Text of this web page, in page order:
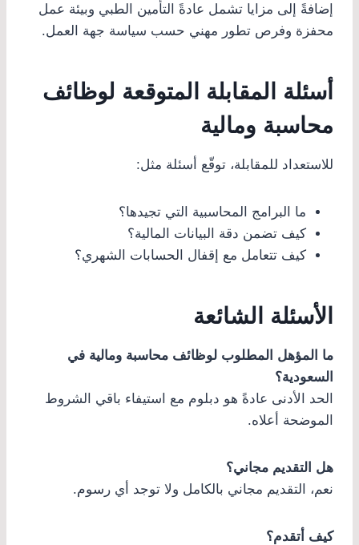
إضافةً إلى مزايا تشمل عادةً التأمين الطبي وبيئة عمل
محفزة وفرص تطور مهني حسب سياسة جهة العمل.
أسئلة المقابلة المتوقعة لوظائف
محاسبة ومالية
للاستعداد للمقابلة، توقّع أسئلة مثل:
ما البرامج المحاسبية التي تجيدها؟
كيف تضمن دقة البيانات المالية؟
كيف تتعامل مع إقفال الحسابات الشهري؟
الأسئلة الشائعة
ما المؤهل المطلوب لوظائف محاسبة ومالية في
السعودية؟
الحد الأدنى عادةً هو دبلوم مع استيفاء باقي الشروط
الموضحة أعلاه.
هل التقديم مجاني؟
نعم، التقديم مجاني بالكامل ولا توجد أي رسوم.
كيف أتقدم؟